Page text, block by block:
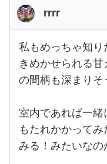
て
い
た
だ
き
い
で
す。
rrrr
私も
めっ
ちゃ
知り
ねー
⭐︎
笑。
相手
をと
私もめっちゃ知り
きめかせられる
の間柄も深まりそ
室内であれば一
もたれかかって
みる！みたいなの